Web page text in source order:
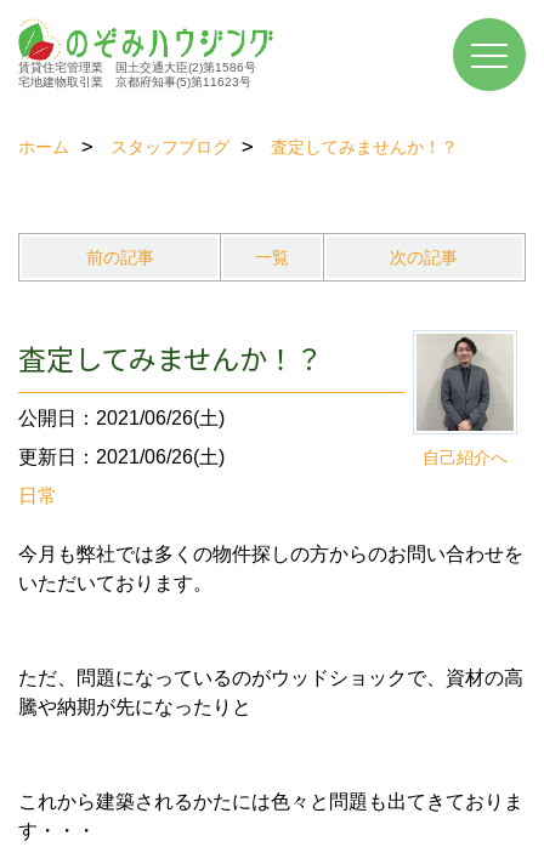
賃貸住宅管理業 国土交通大臣(2)第1586号
宅地建物取引業 京都府知事(5)第11623号
ホーム スタッフブログ 査定してみませんか！？
前の記事 一覧 次の記事
自己紹介へ
査定してみませんか！？
公開日：2021/06/26(土)
更新日：2021/06/26(土)
日常
今月も弊社では多くの物件探しの方からのお問い合わせを
いただいております。
ただ、問題になっているのがウッドショックで、資材の高
騰や納期が先になったりと
これから建築されるかたには色々と問題も出てきておりま
す・・・